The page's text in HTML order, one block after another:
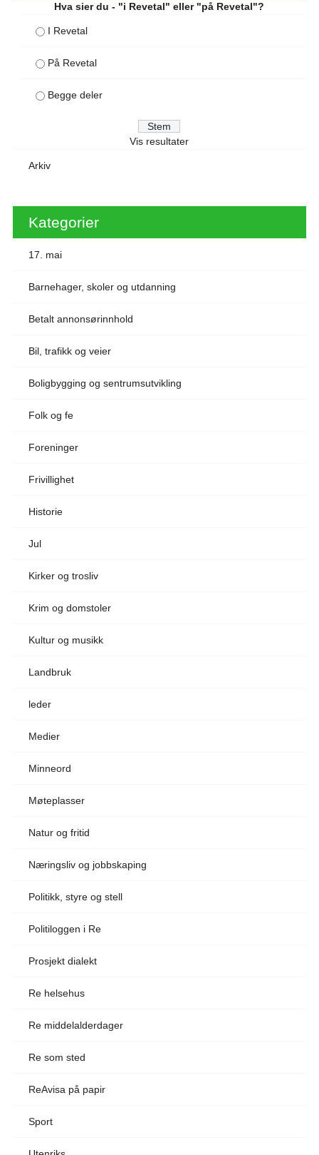
Hva sier du - "i Revetal" eller "på Revetal"?
I Revetal
På Revetal
Begge deler
Vis resultater
Arkiv
Kategorier
17. mai
Barnehager, skoler og utdanning
Betalt annonsørinnhold
Bil, trafikk og veier
Boligbygging og sentrumsutvikling
Folk og fe
Foreninger
Frivillighet
Historie
Jul
Kirker og trosliv
Krim og domstoler
Kultur og musikk
Landbruk
leder
Medier
Minneord
Møteplasser
Natur og fritid
Næringsliv og jobbskaping
Politikk, styre og stell
Politiloggen i Re
Prosjekt dialekt
Re helsehus
Re middelalderdager
Re som sted
ReAvisa på papir
Sport